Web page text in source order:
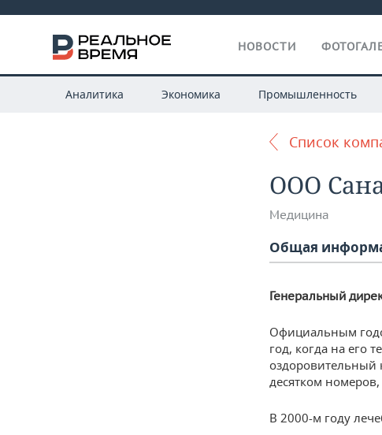
НОВОСТИ
Аналитика Экономика Промышленность
Список
ООО
Медицина
Общая
Генеральный
Официальным
год, когда на его
оздоровительный
десятком
В 2000-м году